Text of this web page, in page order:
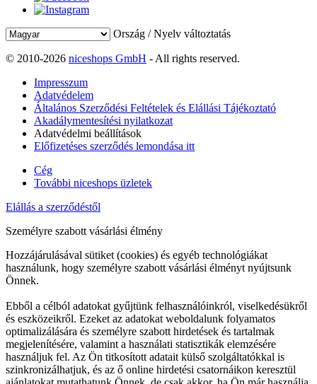
Ország / Nyelv változtatás
© 2010-2026 niceshops GmbH - All rights reserved.
Impresszum
Adatvédelem
Általános Szerződési Feltételek és Elállási Tájékoztató
Akadálymentesítési nyilatkozat
Adatvédelmi beállítások
Előfizetéses szerződés lemondása itt
Cég
További niceshops üzletek
Elállás a szerződéstől
Személyre szabott vásárlási élmény
Hozzájárulásával sütiket (cookies) és egyéb technológiákat
használunk, hogy személyre szabott vásárlási élményt nyújtsunk
Önnek.
Ebből a célból adatokat gyűjtünk felhasználóinkról, viselkedésükről
és eszközeikről. Ezeket az adatokat weboldalunk folyamatos
optimalizálására és személyre szabott hirdetések és tartalmak
megjelenítésére, valamint a használati statisztikák elemzésére
használjuk fel. Az Ön titkosított adatait külső szolgáltatókkal is
szinkronizálhatjuk, és az ő online hirdetési csatornáikon keresztül